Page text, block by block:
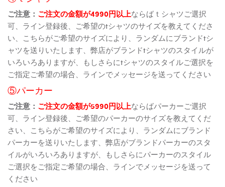
ご注意： ご注文の金額が4990円以上ならばｔシャツご選択
可、ライン登録後、ご希望のtシャツのサイズを教えてくださ
い、こちらがご希望のサイズにより、ランダムにブランドtシ
ャツを送りいたします、弊店がブランドtシャツのスタイルが
いろいろありますが、もしさらにtシャツのスタイルご選択を
ご指定ご希望の場合、ラインでメッセージを送ってください
⑤パーカー
ご注意： ご注文の金額が5990円以上ならばパーカーご選択
可、ライン登録後、ご希望のパーカーのサイズを教えてくだ
さい、こちらがご希望のサイズにより、ランダムにブランド
パーカーを送りいたします、弊店がブランドパーカーのスタ
イルがいろいろありますが、もしさらにパーカーのスタイル
ご選択をご指定ご希望の場合、ラインでメッセージを送って
ください